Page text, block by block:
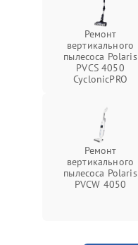
Ремонт
вертикального
пылесоса Polaris
PVCS 4050
CyclonicPRO
Ремонт
вертикального
пылесоса Polaris
PVCW 4050